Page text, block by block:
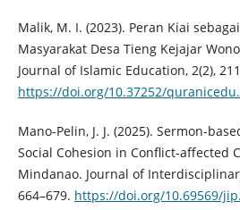
Malik, M. I. (2023). Peran Kiai
Masyarakat Desa Tieng Kejajar
Journal of Islamic Education, 2(2),
https://doi.org/10.37252/
Mano-Pelin, J. J. (2025). Sermon-
Social Cohesion in Conflict-affected
Mindanao. Journal of
664–679. https://doi.org/10.69569/